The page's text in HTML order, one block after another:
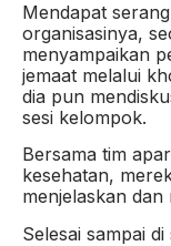
Mendapat
organisasinya,
menyampaikan
jemaat melalui
dia pun
sesi kelompok.
Bersama tim
kesehatan,
menjelaskan dan
Selesai sampai di